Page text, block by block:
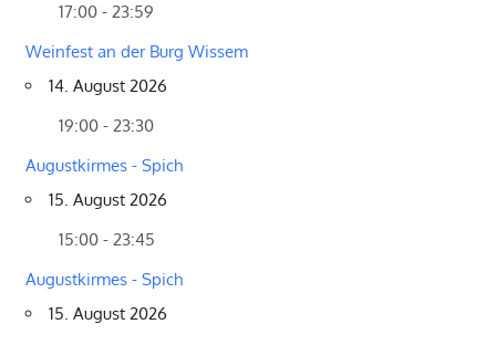
17:00 - 23:59
Weinfest an der Burg Wissem
14. August 2026
19:00 - 23:30
Augustkirmes - Spich
15. August 2026
15:00 - 23:45
Augustkirmes - Spich
15. August 2026